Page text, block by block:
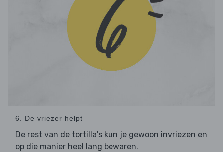
6. De vriezer helpt
De rest van de tortilla's kun je gewoon invriezen en
op die manier heel lang bewaren.